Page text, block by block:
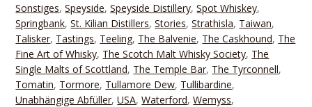
Sonstiges,Speyside,Speyside Distillery,Spot Whiskey,
Springbank,St. Kilian Distillers,Stories,Strathisla, Taiwan,
Talisker, Tastings, Teeling, The Balvenie, The Caskhound, The
Fine Art of Whisky, The Scotch Malt Whisky Society, The
Single Malts of Scottland, The Temple Bar, The Tyrconnell,
Tomatin, Tormore, Tullamore Dew, Tullibardine,
Unabhängige Abfüller,USA,Waterford,Wemyss,